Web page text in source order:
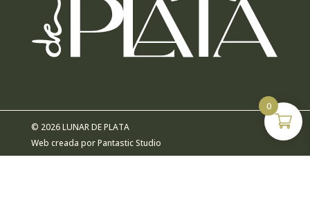
© 2026 LUNAR DE PLATA
Web creada porPantastic Studio
0